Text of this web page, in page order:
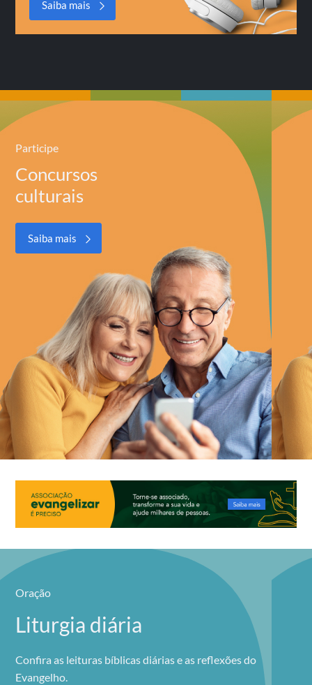
Saiba mais
Participe
Concursos
culturais
Saiba mais
Oração
Liturgia diária
Confira as leituras bíblicas diárias e as reflexões do
Evangelho.